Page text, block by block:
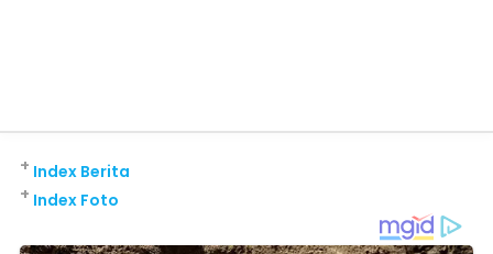
Index Berita
+
Index Foto
+